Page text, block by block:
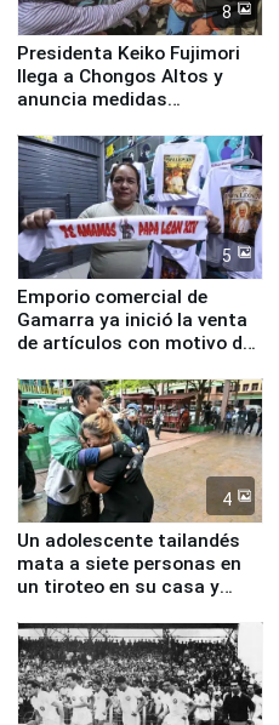
8
Presidenta Keiko Fujimori
llega a Chongos Altos y
anuncia medidas
educación, salud y empleo
5
Emporio comercial de
Gamarra ya inició la venta
de artículos con motivo de
4
Un adolescente tailandés
mata a siete personas en
un tiroteo en su casa y